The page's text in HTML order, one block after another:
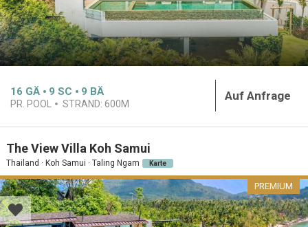
16 GÄ 9 SC 9 BÄ
PR. POOL STRAND: 600M
Auf Anfrage
The View Villa Koh Samui
Thailand · Koh Samui · Taling Ngam Karte
PREMIUM